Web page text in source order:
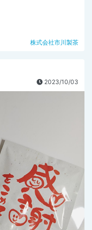
株式会社市川製茶
2023/10/03